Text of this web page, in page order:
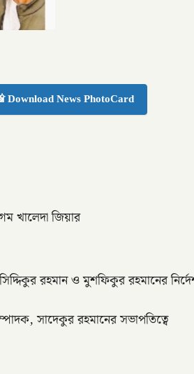
Download News PhotoCard
খালেদা জিয়ার
রহমান ও মুশফিকুর রহমানের
সাদেকুর রহমানের সভাপতিত্বে